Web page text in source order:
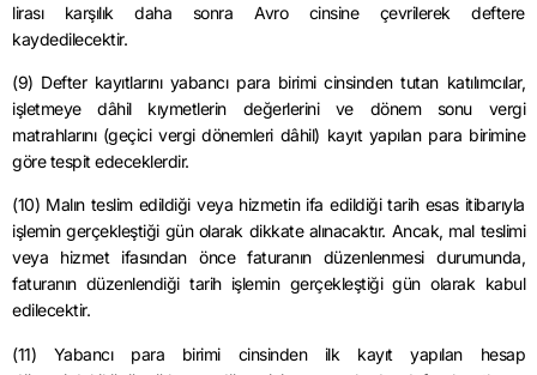
lirası karşılık daha sonra Avro cinsine çevrilerek deftere
kaydedilecektir.
(9) Defter kayıtlarını yabancı para birimi cinsinden tutan katılımcılar,
işletmeye dâhil kıymetlerin değerlerini ve dönem sonu vergi
matrahlarını (geçici vergi dönemleri dâhil) kayıt yapılan para birimine
göre tespit edeceklerdir.
(10) Malın teslim edildiği veya hizmetin ifa edildiği tarih esas itibarıyla
işlemin gerçekleştiği gün olarak dikkate alınacaktır. Ancak, mal teslimi
veya hizmet ifasından önce faturanın düzenlenmesi durumunda,
faturanın düzenlendiği tarih işlemin gerçekleştiği gün olarak kabul
edilecektir.
(11) Yabancı para birimi cinsinden ilk kayıt yapılan hesap